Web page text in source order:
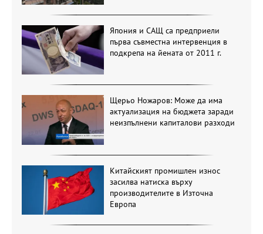
Япония и САЩ са предприели
първа съвместна интервенция в
подкрепа на йената от 2011 г.
Щерьо Ножаров: Може да има
актуализация на бюджета заради
неизпълнени капиталови разходи
Китайският промишлен износ
засилва натиска върху
производителите в Източна
Европа